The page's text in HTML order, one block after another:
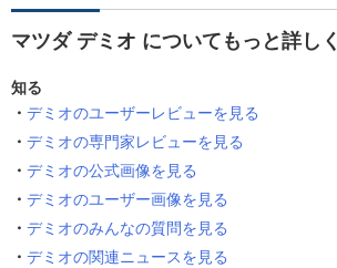
マツダ デミオ についてもっと詳しく
知る
デミオのユーザーレビューを見る
デミオの専門家レビューを見る
デミオの公式画像を見る
デミオのユーザー画像を見る
デミオのみんなの質問を見る
デミオの関連ニュースを見る